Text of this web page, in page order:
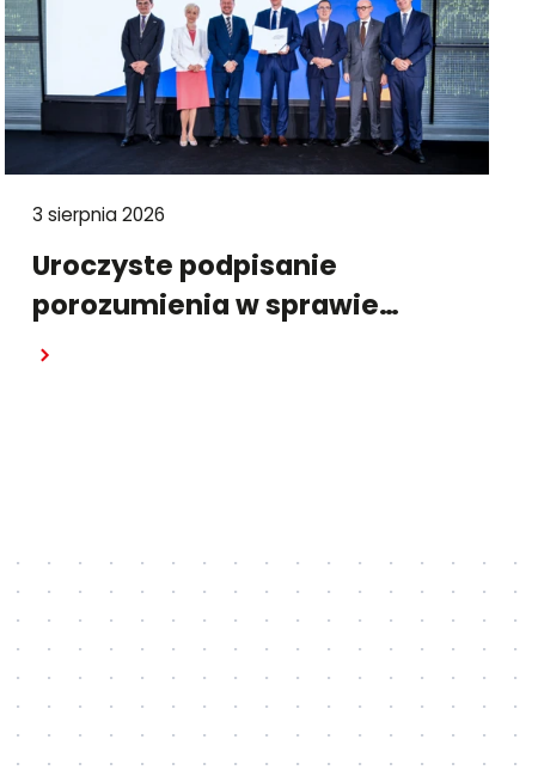
3 sierpnia 2026
Uroczyste podpisanie
porozumienia w sprawie
FSRU-2. UNIMOT częścią